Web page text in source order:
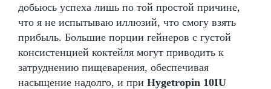
добьюсь успеха лишь по той простой причине,
что я не испытываю иллюзий, что смогу взять
прибыль. Большие порции гейнеров с густой
консистенцией коктейля могут приводить к
затруднению пищеварения, обеспечивая
насыщение надолго, и при Hygetropin 10IU